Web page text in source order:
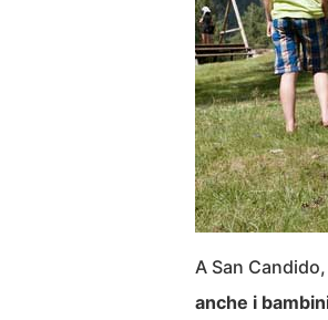
A San Candido,
anche i